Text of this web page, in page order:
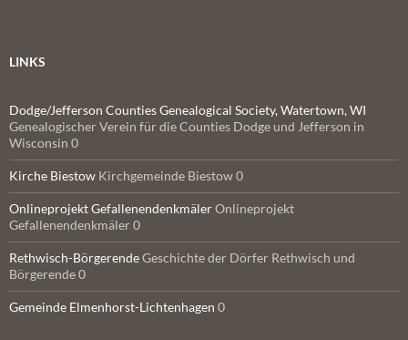
LINKS
Dodge/Jefferson Counties Genealogical Society, Watertown, WI
Genealogischer Verein für die Counties Dodge und Jefferson in
Wisconsin 0
Kirche Biestow Kirchgemeinde Biestow 0
Onlineprojekt GefallenendenkmälerOnlineprojekt
Gefallenendenkmäler 0
Rethwisch-BörgerendeGeschichte der Dörfer Rethwisch und
Börgerende 0
Gemeinde Elmenhorst-Lichtenhagen 0